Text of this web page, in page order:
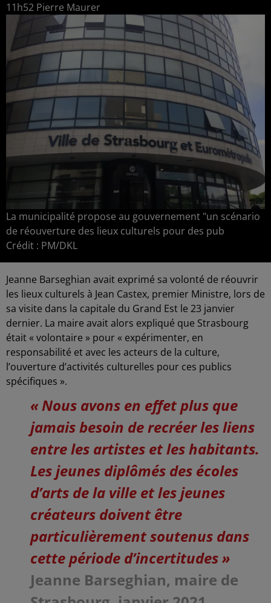
11h52 Pierre Maurer
La municipalité propose au gouvernement "un scénario
de réouverture des lieux culturels pour des pub
Crédit : PM/DKL
Jeanne Barseghian avait exprimé sa volonté de réouvrir
les lieux culturels à Jean Castex, premier Ministre, lors de
sa visite dans la capitale du Grand Est le 23 janvier
dernier. La maire avait alors expliqué que Strasbourg
était « volontaire » pour « expérimenter, en
responsabilité et avec les acteurs de la culture,
l’ouverture d’activités culturelles pour ces publics
spécifiques ».
« Nous avons en effet plus que
jamais besoin de recréer les liens
entre les artistes et les habitants.
Les jeunes diplômés des écoles
d’arts de la ville et les jeunes
créateurs doivent être
particulièrement soutenus dans
cette période d’incertitudes »
Jeanne Barseghian, maire de